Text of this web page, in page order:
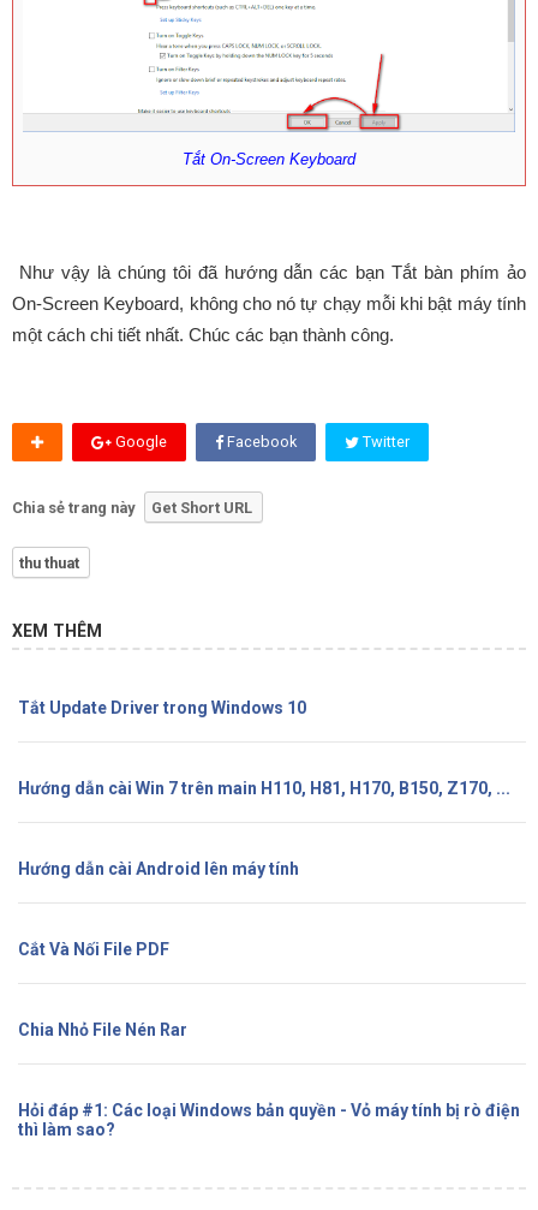
Tắt On-Screen Keyboard
Như vậy là chúng tôi đã hướng dẫn các bạn Tắt bàn phím ảo
On-Screen Keyboard, không cho nó tự chạy mỗi khi bật máy tính
một cách chi tiết nhất. Chúc các bạn thành công.
Google Facebook Twitter
Chia sẻ trang này Get Short URL
thu thuat
XEM THÊM
Tắt Update Driver trong Windows 10
Hướng dẫn cài Win 7 trên main H110, H81, H170, B150, Z170, ...
Hướng dẫn cài Android lên máy tính
Cắt Và Nối File PDF
Chia Nhỏ File Nén Rar
Hỏi đáp #1: Các loại Windows bản quyền - Vỏ máy tính bị rò điện
thì làm sao?